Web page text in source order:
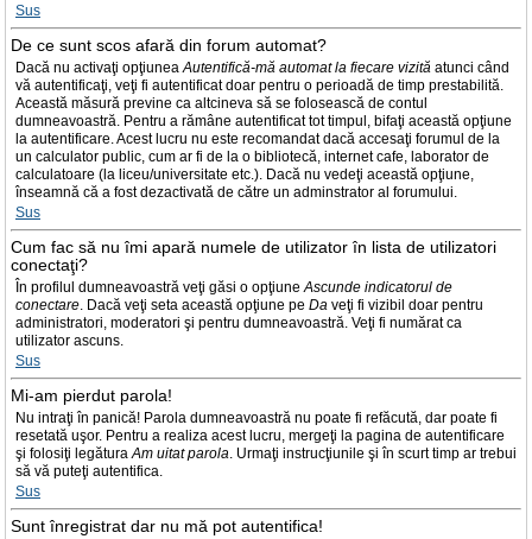
Sus
De ce sunt scos afară din forum automat?
Dacă nu activaţi opţiuneaAutentifică-mă automat la fiecare vizită atunci când
vă autentificaţi, veţi fi autentificat doar pentru o perioadă de timp prestabilită.
Această măsură previne ca altcineva să se folosească de contul
dumneavoastră. Pentru a rămâne autentificat tot timpul, bifaţi această opţiune
la autentificare. Acest lucru nu este recomandat dacă accesaţi forumul de la
un calculator public, cum ar fi de la o bibliotecă, internet cafe, laborator de
calculatoare (la liceu/universitate etc.). Dacă nu vedeţi această opţiune,
înseamnă că a fost dezactivată de către un adminstrator al forumului.
Sus
Cum fac să nu îmi apară numele de utilizator în lista de utilizatori
conectaţi?
În profilul dumneavoastră veţi găsi o opţiuneAscunde indicatorul de
conectare. Dacă veţi seta această opţiune pe Da veţi fi vizibil doar pentru
administratori, moderatori şi pentru dumneavoastră. Veţi fi numărat ca
utilizator ascuns.
Sus
Mi-am pierdut parola!
Nu intraţi în panică! Parola dumneavoastră nu poate fi refăcută, dar poate fi
resetată uşor. Pentru a realiza acest lucru, mergeţi la pagina de autentificare
şi folosiţi legăturaAm uitat parola. Urmaţi instrucţiunile şi în scurt timp ar trebui
să vă puteţi autentifica.
Sus
Sunt înregistrat dar nu mă pot autentifica!